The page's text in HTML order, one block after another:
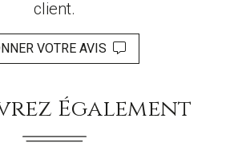
client.
VOTRE AVIS
Également